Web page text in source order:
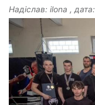
Надіслав: ilona , дата: